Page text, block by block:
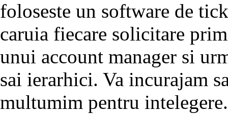
foloseste un software de
caruia fiecare solicitare
unui account manager si
sai ierarhici. Va incurajam
multumim pentru intelegere.